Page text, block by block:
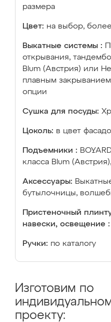
размера
Цвет: на выбор,
Выкатные системы :
открывания,
Blum (Австрия) или
плавным
опции
Сушка для посуды:
Цоколь: в цвет
Подъемники :
класса Blum
Аксессуары:
бутылочницы,
Пристеночный
навески, освещение :
Ручки: по каталогу
Изготовим по
проекту: